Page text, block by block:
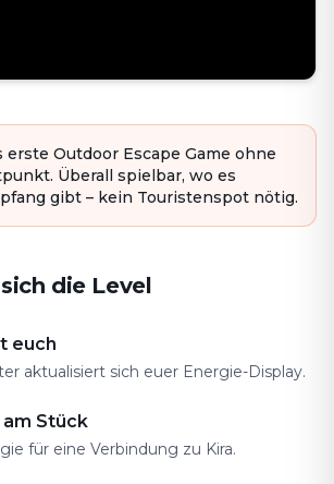
erste Outdoor Escape Game ohne
Überall spielbar, wo es
gibt – kein Touristenspot nötig.
die Level
euch
aktualisiert sich euer Energie-Display.
Stück
für eine Verbindung zu Kira.